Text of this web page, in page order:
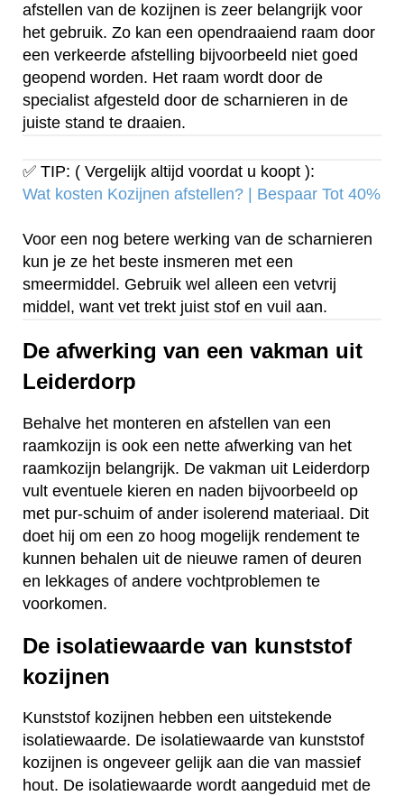
afstellen van de kozijnen is zeer belangrijk voor
het gebruik. Zo kan een opendraaiend raam door
een verkeerde afstelling bijvoorbeeld niet goed
geopend worden. Het raam wordt door de
specialist afgesteld door de scharnieren in de
juiste stand te draaien.
✅ TIP: ( Vergelijk altijd voordat u koopt ):
Wat kosten Kozijnen afstellen? | Bespaar Tot 40%‎
Voor een nog betere werking van de scharnieren
kun je ze het beste insmeren met een
smeermiddel. Gebruik wel alleen een vetvrij
middel, want vet trekt juist stof en vuil aan.
De afwerking van een vakman uit
Leiderdorp
Behalve het monteren en afstellen van een
raamkozijn is ook een nette afwerking van het
raamkozijn belangrijk. De vakman uit Leiderdorp
vult eventuele kieren en naden bijvoorbeeld op
met pur-schuim of ander isolerend materiaal. Dit
doet hij om een zo hoog mogelijk rendement te
kunnen behalen uit de nieuwe ramen of deuren
en lekkages of andere vochtproblemen te
voorkomen.
De isolatiewaarde van kunststof
kozijnen
Kunststof kozijnen hebben een uitstekende
isolatiewaarde. De isolatiewaarde van kunststof
kozijnen is ongeveer gelijk aan die van massief
hout. De isolatiewaarde wordt aangeduid met de